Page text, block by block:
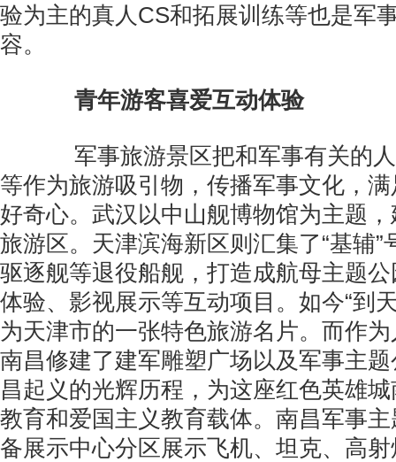
验为主的真人CS和拓展训练等也是军
容。
青年游客喜爱互动体验
军事旅游景区把和军事有关的人
等作为旅游吸引物，传播军事文化，
好奇心。武汉以中山舰博物馆为主题
旅游区。天津滨海新区则汇集了“基辅”
驱逐舰等退役船舰，打造成航母主题
体验、影视展示等互动项目。如今“到
为天津市的一张特色旅游名片。而作
南昌修建了建军雕塑广场以及军事主
昌起义的光辉历程，为这座红色英雄
教育和爱国主义教育载体。南昌军事
备展示中心分区展示飞机、坦克、高